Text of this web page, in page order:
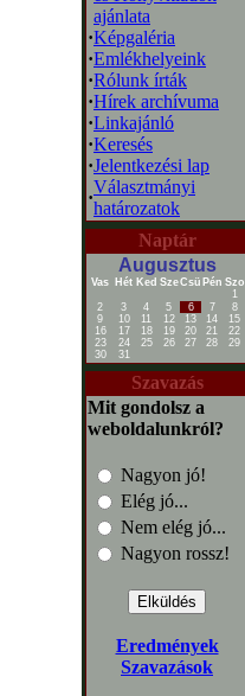
ajánlata
·Képgaléria
·Emlékhelyeink
·Rólunk írták
·Hírek archívuma
·Linkajánló
·Keresés
·Jelentkezési lap
·
Választmányi
határozatok
Naptár
Augusztus
Vas Hét Ked SzeCsü Pén Szo
1
2
3 4 5 6 7
8
9
10 11 12 13 14
15
16
17 18 19 20 21
22
23
24 25 26 27 28
29
30
31
Szavazás
Mit gondolsz a
weboldalunkról?
Nagyon jó!
Elég jó...
Nem elég jó...
Nagyon rossz!
Eredmények
Szavazások